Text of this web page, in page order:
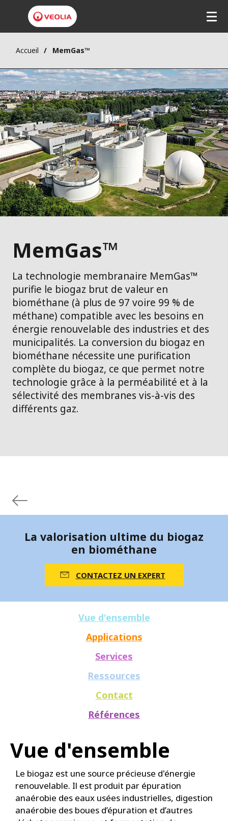
Accueil MemGas™
MemGas™
La technologie membranaire MemGas™
purifie le biogaz brut de valeur en
biométhane (à plus de 97 voire 99 % de
méthane) compatible avec les besoins en
énergie renouvelable des industries et des
municipalités. La conversion du biogaz en
biométhane nécessite une purification
complète du biogaz, ce que permet notre
technologie grâce à la perméabilité et à la
sélectivité des membranes vis-à-vis des
différents gaz.
La valorisation ultime du biogaz
en biométhane
CONTACTEZ UN EXPERT
Vue d'ensemble
Applications
Services
Ressources
Contact
Références
Vue d'ensemble
Le biogaz est une source précieuse d'énergie
renouvelable. Il est produit par épuration
anaérobie des eaux usées industrielles, digestion
anaérobie des boues d’épuration et d’autres